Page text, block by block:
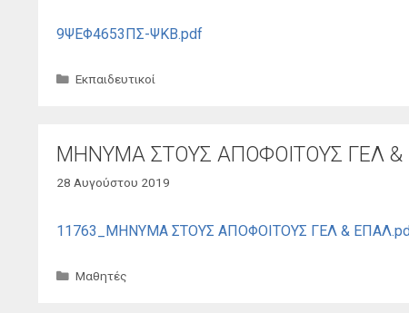
9ΨΕΦ4653ΠΣ-ΨΚΒ.pdf
Κατηγορίες
Εκπαιδευτικοί
ΜΗΝΥΜΑ ΣΤΟΥΣ ΑΠΟΦΟΙΤΟΥΣ ΓΕΛ
28 Αυγούστου 2019
11763_ΜΗΝΥΜΑ ΣΤΟΥΣ ΑΠΟΦΟΙΤΟΥΣ ΓΕΛ &
Κατηγορίες
Μαθητές